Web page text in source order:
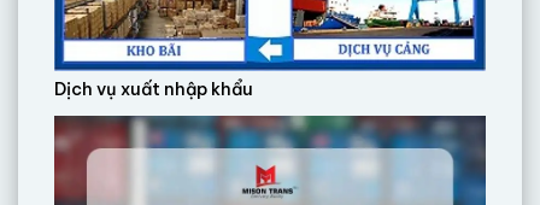
Dịch vụ xuất nhập khẩu